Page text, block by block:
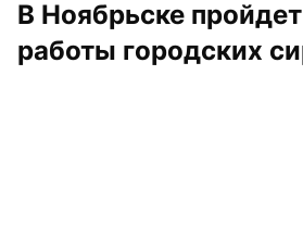
В Ноябрьске
работы городских